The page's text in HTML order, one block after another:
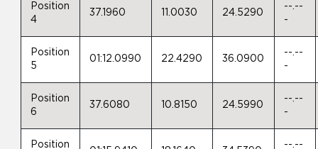
Position
4
37.1960 11.0030 24.5290
--.--
-
Position
5
01:12.0990 22.4290 36.0900
--.--
-
Position
6
37.6080 10.8150 24.5990
--.--
-
Position
--.--